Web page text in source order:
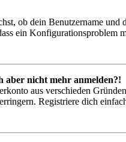
ob dein Benutzername
ein Konfigurationsproblem
aber nicht mehr anmelden?!
aus verschieden
Registriere dich